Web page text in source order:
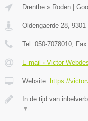
Drenthe » Roden
Oldengaerde 28, 9301
Tel: 050-7078010, Fax:
E-mail › Victor
Website: https://
In de tijd van
▼